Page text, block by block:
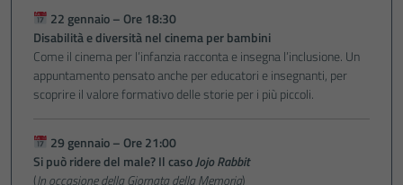
22 gennaio – Ore 18:30
Disabilità e diversità nel cinema per bambini
Come il cinema per l’infanzia racconta e insegna l’inclusione. Un
appuntamento pensato anche per educatori e insegnanti, per
scoprire il valore formativo delle storie per i più piccoli.
29 gennaio – Ore 21:00
Si può ridere del male? Il casoJojo Rabbit
(In occasione della Giornata della Memoria)